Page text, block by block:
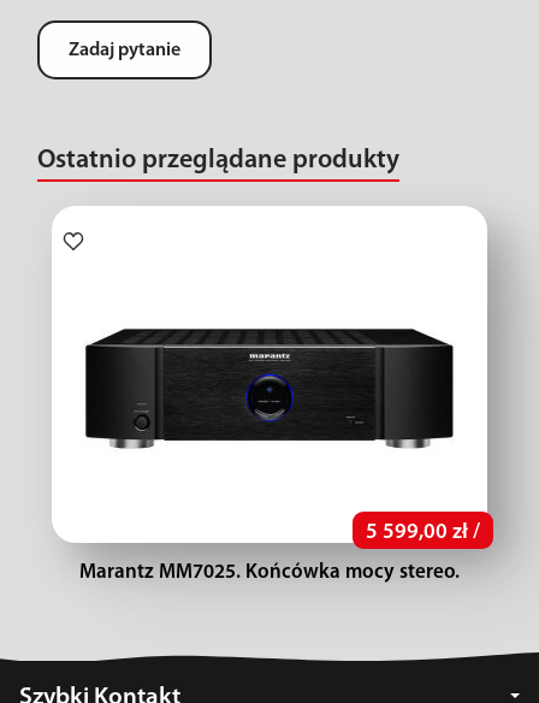
Zadaj pytanie
Ostatnio przeglądane produkty
5 599,00 zł /
Marantz MM7025. Końcówka mocy stereo.
Szybki Kontakt